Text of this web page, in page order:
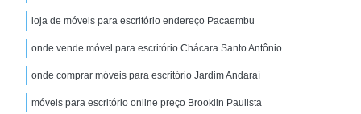
loja de móveis para escritório endereço Pacaembu
onde vende móvel para escritório Chácara Santo Antônio
onde comprar móveis para escritório Jardim Andaraí
móveis para escritório online preço Brooklin Paulista